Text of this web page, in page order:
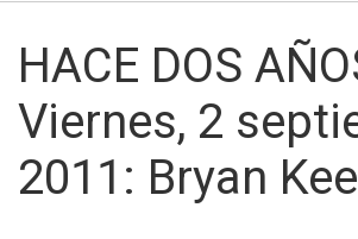
HACE DOS
Viernes, 2
2011: Bryan